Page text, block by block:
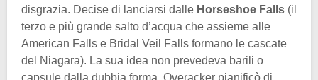
disgrazia. Decise di lanciarsi dalle Horseshoe Falls (il
terzo e più grande salto d’acqua che assieme alle
American Falls e Bridal Veil Falls formano le cascate
del Niagara). La sua idea non prevedeva barili o